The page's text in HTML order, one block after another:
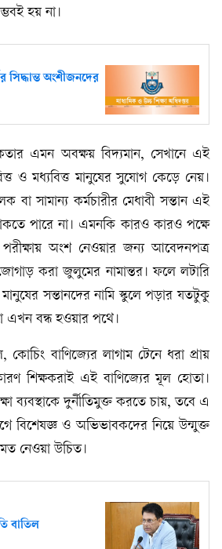
হয় না।
সিদ্ধান্ত অংশীজনদের
এমন অবক্ষয় বিদ্যমান, সেখানে এই
ও মধ্যবিত্ত মানুষের সুযোগ কেড়ে নেয়।
সামান্য কর্মচারীর মেধাবী সন্তান এই
পারে না। এমনকি কারও কারও পক্ষে
অংশ নেওয়ার জন্য আবেদনপত্র
জোগাড় করা জুলুমের নামান্তর। ফলে লটারি
মানুষের সন্তানদের নামি স্কুলে পড়ার যতটুকু
এখন বন্ধ হওয়ার পথে।
বাণিজ্যের লাগাম টেনে ধরা প্রায়
শিক্ষকরাই এই বাণিজ্যের মূল হোতা।
ব্যবস্থাকে দুর্নীতিমুক্ত করতে চায়, তবে এ
বিশেষজ্ঞ ও অভিভাবকদের নিয়ে উন্মুক্ত
নেওয়া উচিত।
বাতিল